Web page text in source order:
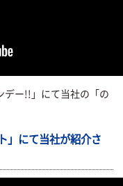
デー!!」にて当社の「の
」にて当社が紹介さ